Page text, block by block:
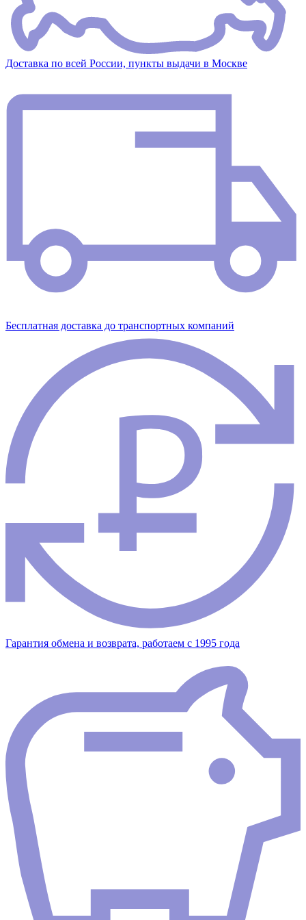
Доставка по всей России, пункты выдачи в Москве
Бесплатная доставка до транспортных компаний
Гарантия обмена и возврата, работаем с 1995 года